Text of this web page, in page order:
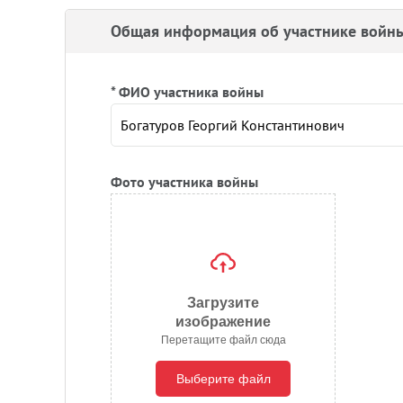
Общая информация об участнике
* ФИО участника войны
Фото участника войны
Загрузите
изображение
Перетащите файл сюда